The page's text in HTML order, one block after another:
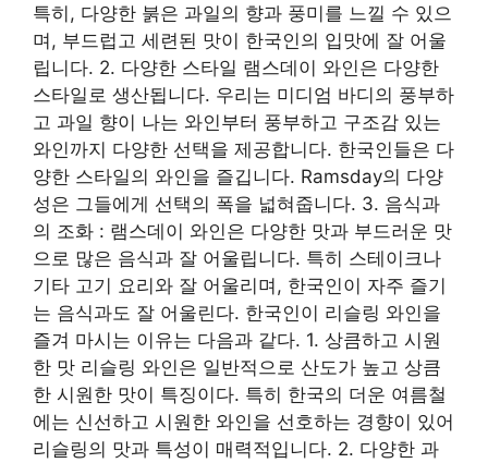
특히, 다양한 붉은 과일의 향과 풍미를 느낄 수 있으
며, 부드럽고 세련된 맛이 한국인의 입맛에 잘 어울
립니다. 2. 다양한 스타일 램스데이 와인은 다양한
스타일로 생산됩니다. 우리는 미디엄 바디의 풍부하
고 과일 향이 나는 와인부터 풍부하고 구조감 있는
와인까지 다양한 선택을 제공합니다. 한국인들은 다
양한 스타일의 와인을 즐깁니다. Ramsday의 다양
성은 그들에게 선택의 폭을 넓혀줍니다. 3. 음식과
의 조화 : 램스데이 와인은 다양한 맛과 부드러운 맛
으로 많은 음식과 잘 어울립니다. 특히 스테이크나
기타 고기 요리와 잘 어울리며, 한국인이 자주 즐기
는 음식과도 잘 어울린다. 한국인이 리슬링 와인을
즐겨 마시는 이유는 다음과 같다. 1. 상큼하고 시원
한 맛 리슬링 와인은 일반적으로 산도가 높고 상큼
한 시원한 맛이 특징이다. 특히 한국의 더운 여름철
에는 신선하고 시원한 와인을 선호하는 경향이 있어
리슬링의 맛과 특성이 매력적입니다. 2. 다양한 과